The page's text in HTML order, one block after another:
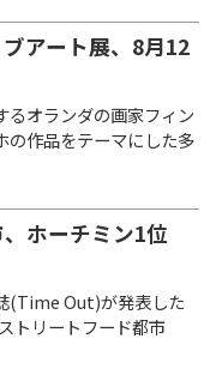
アート展、8月12
オランダの画家フィン
の作品をテーマにした多
、ホーチミン1位
(Time Out)が発表した
トリートフード都市